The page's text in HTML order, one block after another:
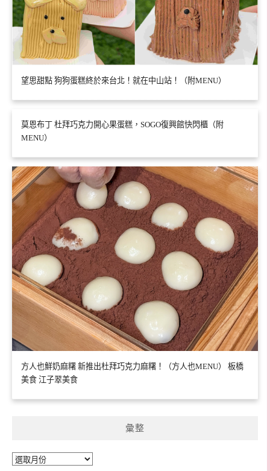
望思甜點 狗狗蛋糕終於來台北！就在中山站！（附MENU）
莫恩布丁 杜拜巧克力開心果蛋糕，SOGO復興館快閃櫃（附
MENU）
方人也鮮奶麻糬 新推出杜拜巧克力麻糬！（方人也MENU） 板橋
美食 江子翠美食
彙整
彙